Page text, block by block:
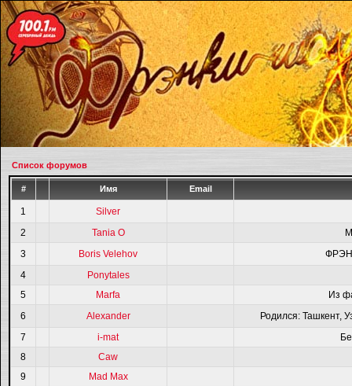
Список форумов
# Имя Email
1
Silver
2
Tania O
3
Boris Velehov
4
Ponytales
5
Marfa
Из
6
Alexander
Родился: Ташкент,
7
i-mat
8
Caw
9
Mad Max